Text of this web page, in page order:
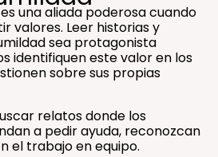
una aliada poderosa cuando
valores. Leer historias y
sea protagonista
identifiquen este valor en los
sobre sus propias
relatos donde los
a pedir ayuda, reconozcan
el trabajo en equipo.